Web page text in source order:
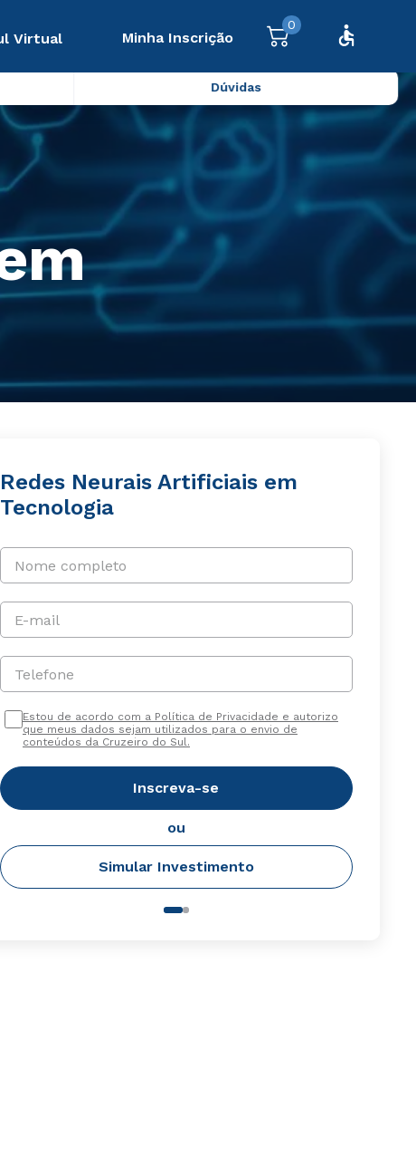
Virtual Minha Inscrição
0
Dúvidas
Redes Neurais Artificiais em
Tecnologia
Nome completo
E-mail
Telefone
Estou de acordo com a Política de Privacidade e autorizo
que meus dados sejam utilizados para o envio de
conteúdos da Cruzeiro do Sul.
Inscreva-se
ou
Simular Investimento